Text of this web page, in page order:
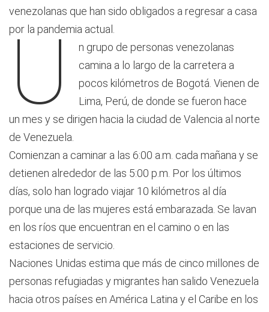
venezolanas que han sido obligados a regresar a casa
por la pandemia actual.
U
n grupo de personas venezolanas
camina a lo largo de la carretera a
pocos kilómetros de Bogotá. Vienen de
Lima, Perú, de donde se fueron hace
un mes y se dirigen hacia la ciudad de Valencia al norte
de Venezuela.
Comienzan a caminar a las 6:00 a.m. cada mañana y se
detienen alrededor de las 5:00 p.m. Por los últimos
días, solo han logrado viajar 10 kilómetros al día
porque una de las mujeres está embarazada. Se lavan
en los ríos que encuentran en el camino o en las
estaciones de servicio.
Naciones Unidas estima que más de cinco millones de
personas refugiadas y migrantes han salido Venezuela
hacia otros países en América Latina y el Caribe en los